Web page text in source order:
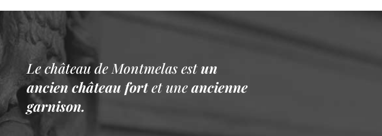
Le château de Montmelas est un
ancien château fort et une ancienne
garnison.